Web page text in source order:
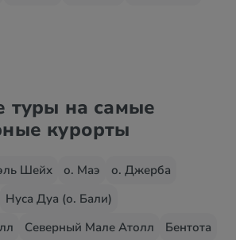
туры на самые
курорты
Шейх о. Маэ
о. Джерба
Нуса Дуа (о. Бали)
Северный Мале Атолл
Бентота